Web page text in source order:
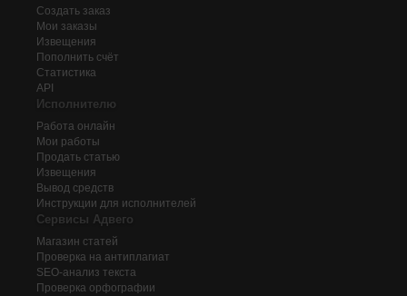
Создать заказ
Мои заказы
Извещения
Пополнить счёт
Статистика
API
Исполнителю
Работа онлайн
Мои работы
Продать статью
Извещения
Вывод средств
Инструкции для исполнителей
Сервисы Адвего
Магазин статей
Проверка на антиплагиат
SEO-анализ текста
Проверка орфографии